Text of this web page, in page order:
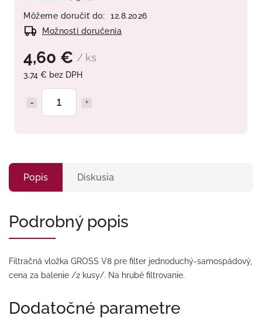
4,60 € / ks
3,74 € bez DPH
Môžeme doručiť do:
12.8.2026
Možnosti doručenia
Popis Diskusia
Podrobný popis
Filtračná vložka GROSS V8 pre filter jednoduchý-samospádový,
cena za balenie /2 kusy/. Na hrubé filtrovanie.
Dodatočné parametre